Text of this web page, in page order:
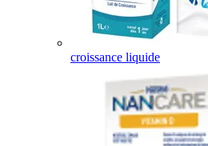
croissance liquide